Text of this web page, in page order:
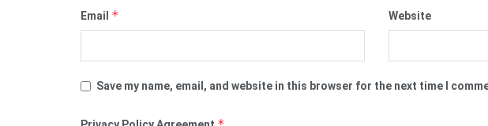
Email * Website
Save my name, email, and website in this browser for the next time I